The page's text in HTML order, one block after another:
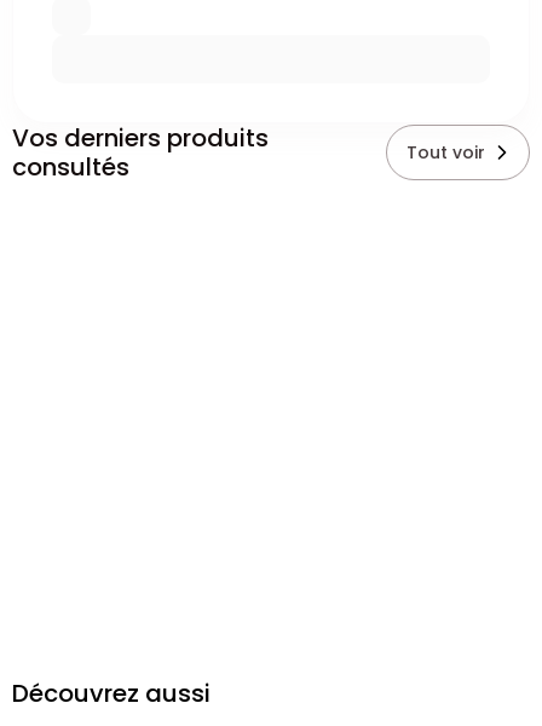
Vos derniers produits
consultés
Tout voir
Découvrez aussi